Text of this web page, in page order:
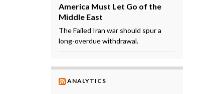
America Must Let Go of the
Middle East
The Failed Iran war should spur a
long-overdue withdrawal.
ANALYTICS